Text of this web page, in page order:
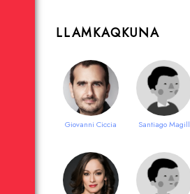
LLAMKAQKUNA
Giovanni Ciccia Santiago Magill